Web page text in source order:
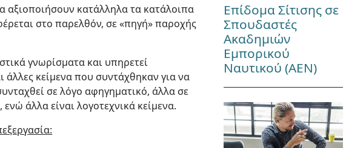
αξιοποιήσουν κατάλληλα τα κατάλοιπα
στο παρελθόν, σε «πηγή» παροχής
γνωρίσματα και υπηρετεί
άλλες κείμενα που συντάχθηκαν για να
σε λόγο αφηγηματικό, άλλα σε
άλλα είναι λογοτεχνικά κείμενα.
Επίδομα Σίτισης σε
Σπουδαστές
Ακαδημιών
Εμπορικού
Ναυτικού (ΑΕΝ)